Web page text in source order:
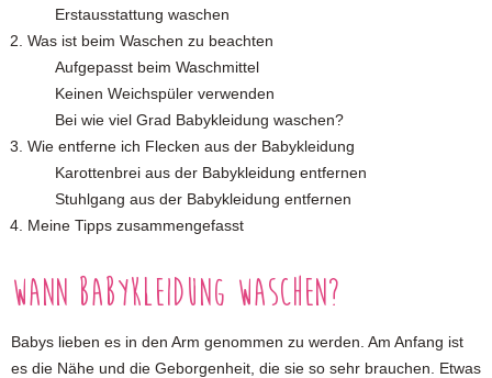
Erstausstattung waschen
Was ist beim Waschen zu beachten
Aufgepasst beim Waschmittel
Keinen Weichspüler verwenden
Bei wie viel Grad Babykleidung waschen?
Wie entferne ich Flecken aus der Babykleidung
Karottenbrei aus der Babykleidung entfernen
Stuhlgang aus der Babykleidung entfernen
Meine Tipps zusammengefasst
Wann Babykleidung waschen?
Babys lieben es in den Arm genommen zu werden. Am Anfang ist
es die Nähe und die Geborgenheit, die sie so sehr brauchen. Etwas